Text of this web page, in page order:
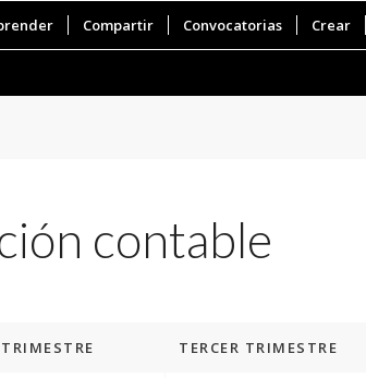
Compartir Convocatorias Crear
contable
TERCER TRIMESTRE